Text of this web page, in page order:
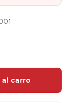
al carro